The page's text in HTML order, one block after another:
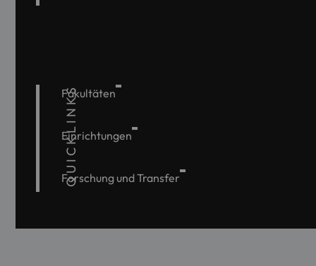
QUICKLINKS
Fakultäten
Einrichtungen
Forschung und Transfer